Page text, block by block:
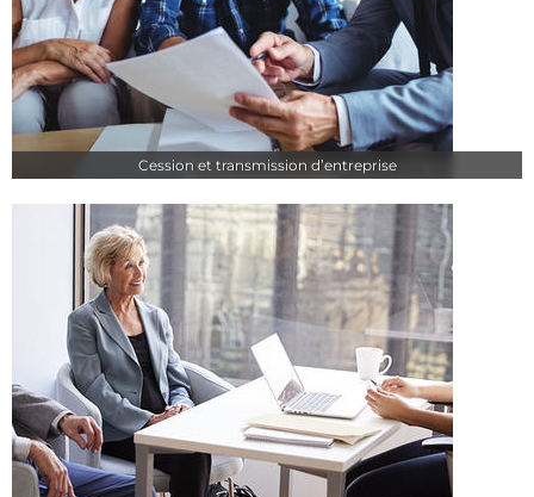
Cession et transmission d’entreprise